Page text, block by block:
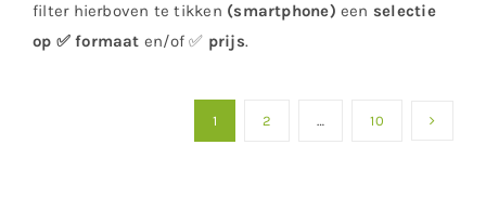
filter hierboven te tikken (smartphone)een selectie
op ✅ formaat en/of ✅ prijs.
1 2 … 10